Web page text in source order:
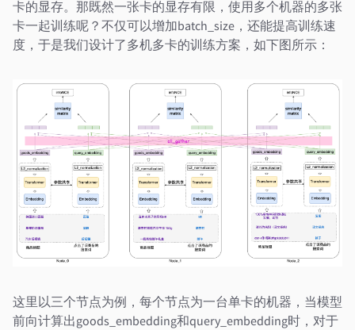
卡的显存。那既然一张卡的显存有限，使用多个机器的多张
卡一起训练呢？不仅可以增加batch_size，还能提高训练速
度，于是我们设计了多机多卡的训练方案，如下图所示：
这里以三个节点为例，每个节点为一台单卡的机器，当模型
前向计算出goods_embedding和query_embedding时，对于